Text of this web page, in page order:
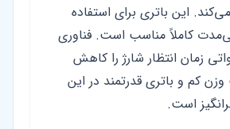
می‌کند. این باتری برای استفاده
کاملاً مناسب است. فناوری
سریع ۲۵ واتی زمان انتظار شارژ را کاهش
کم و باتری قدرتمند در این
است.